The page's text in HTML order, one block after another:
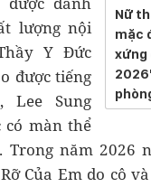
Nữ
mặc
xứng
lượng nội
Y Đức
được tiếng
Lee Sung
có màn thể
Trong năm 2026
Của Em do cô